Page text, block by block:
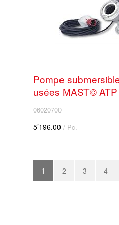
Pompe
usées MAST©
06020700
5’196.00 / Pc.
1 2 3 4